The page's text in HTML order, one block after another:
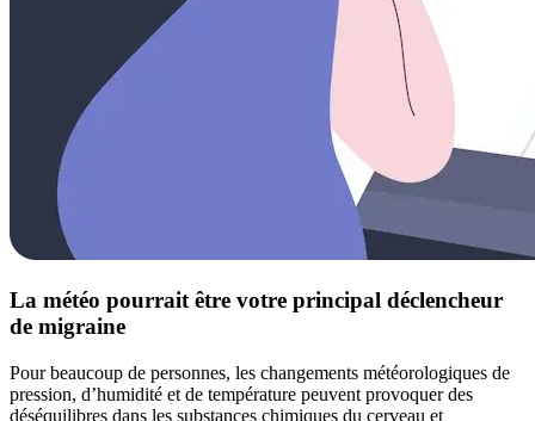
La météo pourrait être votre principal déclencheur
de migraine
Pour beaucoup de personnes, les changements météorologiques de
pression, d’humidité et de température peuvent provoquer des
déséquilibres dans les substances chimiques du cerveau et